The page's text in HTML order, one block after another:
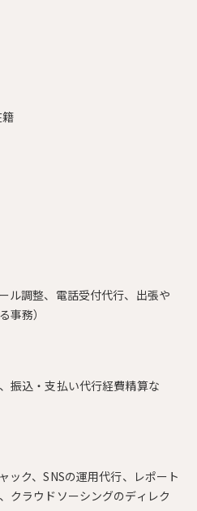
ル調整、電話受付代行、出張や
事務）
振込・支払い代行経費精算な
ック、SNSの運用代行、レポート
クラウドソーシングのディレク